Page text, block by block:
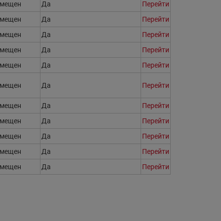
Да
Перейти
Да
Перейти
Да
Перейти
Да
Перейти
Да Перейти
Да Перейти
Да
Перейти
Да
Перейти
Да
Перейти
Да
Перейти
Да Перейти